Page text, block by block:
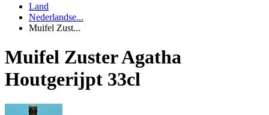
Land
Nederlandse...
Muifel Zust...
Muifel Zuster Agatha
Houtgerijpt 33cl